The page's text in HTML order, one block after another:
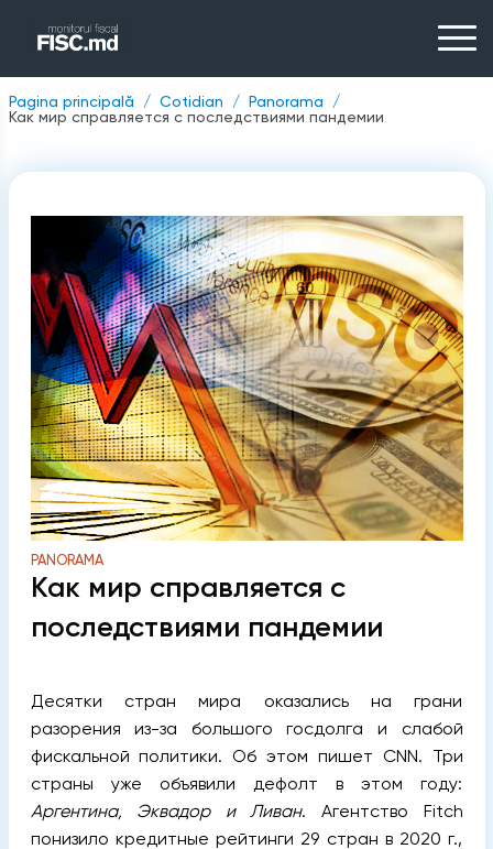
Pagina principală Cotidian
Panorama
Как мир справляется с последствиями пандемии
PANORAMA
Как мир справляется с
последствиями пандемии
Десятки стран мира оказались на грани
разорения из-за большого госдолга и слабой
фискальной политики. Об этом пишет CNN. Три
страны уже объявили дефолт в этом году:
Аргентина, Эквадор и Ливан. Агентство Fitch
понизило кредитные рейтинги 29 стран в 2020 г.,